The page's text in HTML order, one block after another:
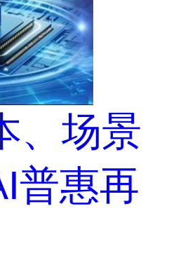
、场景
普惠再